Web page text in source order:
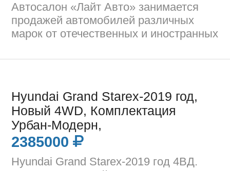
Автосалон «Лайт Авто» занимается
продажей автомобилей различных
марок от отечественных и иностранных
Hyundai Grand Starex-2019 год,
Новый 4WD, Комплектация
Урбан-Модерн,
2385000
Hyundai Grand Starex-2019 год 4ВД.